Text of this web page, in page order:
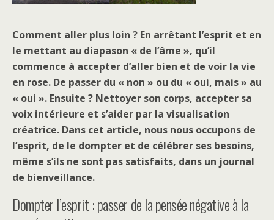
Comment aller plus loin ? En arrêtant l’esprit et en
le mettant au diapason « de l’âme », qu’il
commence à accepter d’aller bien et de voir la vie
en rose. De passer du « non » ou du « oui, mais » au
« oui ». Ensuite ? Nettoyer son corps, accepter sa
voix intérieure et s’aider par la visualisation
créatrice. Dans cet article, nous nous occupons de
l’esprit, de le dompter et de célébrer ses besoins,
même s’ils ne sont pas satisfaits, dans un journal
de bienveillance.
Dompter l’esprit : passer de la pensée négative à la